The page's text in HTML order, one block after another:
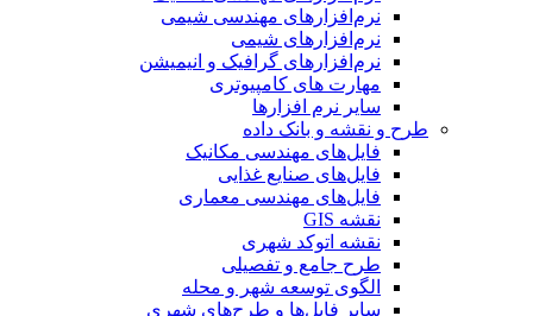
نرم‌افزارهای مهندسی شیمی
نرم‌افزارهای شیمی
نرم‌افزارهای گرافیک و انیمیشن
مهارت های کامپیوتری
سایر نرم افزارها
طرح و نقشه و بانک داده
فایل‌های مهندسی مکانیک
فایل‌های صنایع غذایی
فایل‌های مهندسی معماری
نقشه GIS
نقشه اتوکد شهری
طرح جامع و تفصیلی
الگوی توسعه شهر و محله
سایر فایل‌ها و طرح‌های شهری